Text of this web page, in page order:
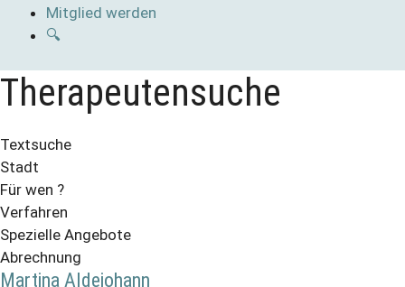
Mitglied werden
🔍
Therapeutensuche
Textsuche
Stadt
Für wen ?
Verfahren
Spezielle Angebote
Abrechnung
Martina Aldejohann